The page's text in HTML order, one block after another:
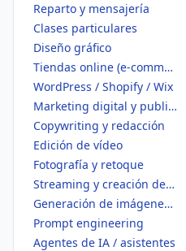
Reparto y mensajería
Clases particulares
Diseño gráfico
Tiendas online (e-commerce)
WordPress / Shopify / Wix
Marketing digital y publicidad
Copywriting y redacción
Edición de vídeo
Fotografía y retoque
Streaming y creación de contenido
Generación de imágenes con IA
Prompt engineering
Agentes de IA / asistentes